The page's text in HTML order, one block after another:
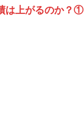
は上がるのか？①